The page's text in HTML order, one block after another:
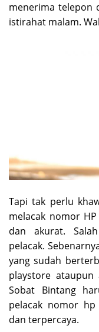
menerima telepon
istirahat malam.
Tapi tak perlu
melacak nomor
dan akurat.
pelacak.
yang sudah
playstore ataupun
Sobat Bintang
pelacak nomor
dan terpercaya.